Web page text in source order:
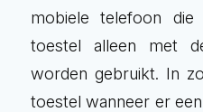
mobiele telefoon
toestel alleen met
worden gebruikt. In
toestel wanneer er